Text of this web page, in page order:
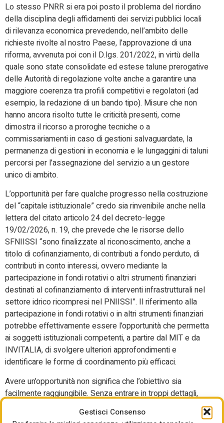
Gestisci Consenso
Lo stesso PNRR si era poi posto il problema del riordino
della disciplina degli affidamenti dei servizi pubblici locali
di rilevanza economica prevedendo, nell’ambito delle
richieste rivolte al nostro Paese, l’approvazione di una
riforma, avvenuta poi con il D.lgs. 201/2022, in virtù della
quale sono state consolidate ed estese talune prerogative
delle Autorità di regolazione volte anche a garantire una
maggiore coerenza tra profili competitivi e regolatori (ad
esempio, la redazione di un bando tipo). Misure che non
hanno ancora risolto tutte le criticità presenti, come
dimostra il ricorso a proroghe tecniche o a
commissariamenti in caso di gestioni salvaguardate, la
permanenza di gestioni in economia e le lungaggini di taluni
percorsi per l’assegnazione del servizio a un gestore
unico di ambito.
L’opportunità per fare qualche progresso nella costruzione
del “capitale istituzionale” credo sia rinvenibile anche nella
lettera del citato articolo 24 del decreto-legge
19/02/2026, n. 19, che prevede che le risorse dello
SFNIISSI “sono finalizzate al riconoscimento, anche a
titolo di cofinanziamento, di contributi a fondo perduto, di
contributi in conto interessi, ovvero mediante la
partecipazione in fondi rotativi o altri strumenti finanziari
destinati al cofinanziamento di interventi infrastrutturali nel
settore idrico ricompresi nel PNIISSI”. Il riferimento alla
partecipazione in fondi rotativi o in altri strumenti finanziari
potrebbe effettivamente essere l’opportunità che permetta
ai soggetti istituzionali competenti, a partire dal MIT e da
INVITALIA, di svolgere ulteriori approfondimenti e
identificare le forme di coordinamento più efficaci.
Avere un’opportunità non significa che l’obiettivo sia
facilmente raggiungibile. Senza entrare in troppi dettagli,
ordinamento, vige l’articolo 58 della legge 28/12/2015, n.